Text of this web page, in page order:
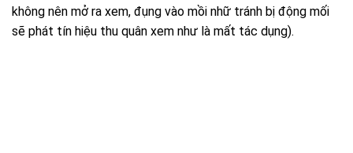
không nên mở ra xem, đụng vào mồi nhữ tránh bị động mối
sẽ phát tín hiệu thu quân xem như là mất tác dụng).